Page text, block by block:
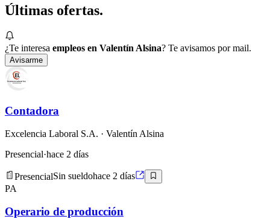
Últimas ofertas.
¿Te interesa empleos en Valentín Alsina? Te avisamos por mail.
Avisarme
Contadora
Excelencia Laboral S.A. · Valentín Alsina
Presencial·hace 2 días
PresencialSin sueldohace 2 días
PA
Operario de producción